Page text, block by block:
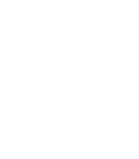
録した｢戦闘詳
一帯には